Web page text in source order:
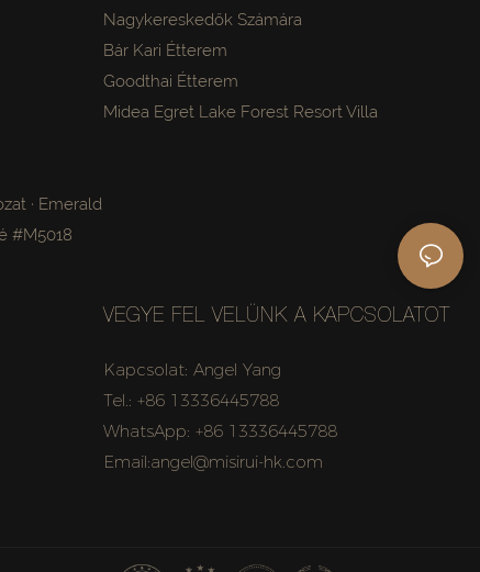
· Emerald
#M5018
Nagykereskedők Számára
Bár Kari Étterem
Goodthai Étterem
Midea Egret Lake Forest Resort Villa
VEGYE FEL VELÜNK A KAPCSOLATOT
Kapcsolat: Angel Yang
Tel.: +86 13336445788
WhatsApp: +86 13336445788
Email:angel@misirui-hk.com